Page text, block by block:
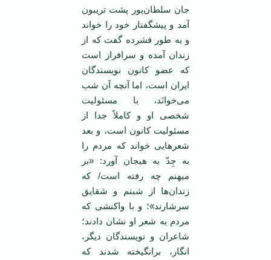
جان سلطان‌پور پشت تریبون
آمد و پیشگفتار خود را خواند
و به طور فشرده گفت که از
زندان آمده و سرافراز است
که عضو کانون نویسندگان
ایران است، اما آنچه آن شب
می‌خوانَد، با مسئولیت
شخصی او و کاملاً جدا از
مسئولیت کانون است، و بعد
شعرهایی خواند که مردم را
به جِدّ به هیجان آورد: «بر
میهنم چه رفته است/ که
زندان‌ها از شبنم و شقایق
سرشارند»؛ و با واکنشی که
مردم به شعر او نشان دادند؛
شاعران و نویسندگان دیگر،
انگار، برانگیخته شدند که